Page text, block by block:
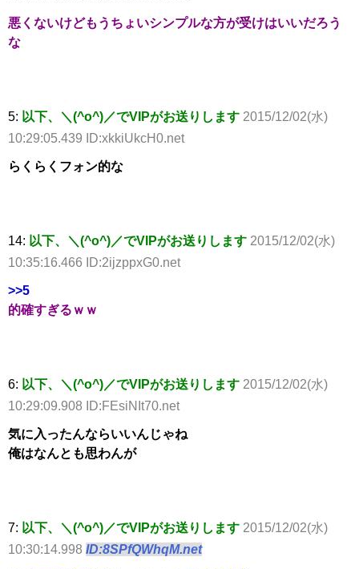
悪くないけどもうちょいシンプルな方が受けはいいだろう
な
5: 以下、＼(^o^)／でVIPがお送りします 2015/12/02(水)
10:29:05.439 ID:xkkiUkcH0.net
らくらくフォン的な
14: 以下、＼(^o^)／でVIPがお送りします 2015/12/02(水)
10:35:16.466 ID:2ijzppxG0.net
>>5
的確すぎるｗｗ
6: 以下、＼(^o^)／でVIPがお送りします 2015/12/02(水)
10:29:09.908 ID:FEsiNIt70.net
気に入ったんならいいんじゃね
俺はなんとも思わんが
7: 以下、＼(^o^)／でVIPがお送りします 2015/12/02(水)
10:30:14.998 ID:8SPfQWhqM.net